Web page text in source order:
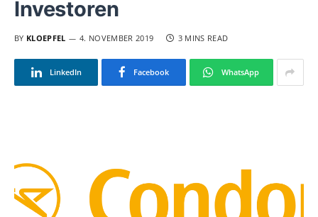
Investoren
BY KLOEPFEL 4. NOVEMBER 2019 3 MINS READ
LinkedIn Facebook WhatsApp